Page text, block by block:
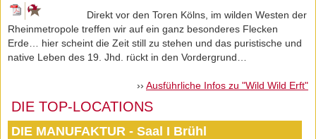
Direkt vor den Toren Kölns, im wilden Westen der
Rheinmetropole treffen wir auf ein ganz besonderes Flecken
Erde… hier scheint die Zeit still zu stehen und das puristische und
native Leben des 19. Jhd. rückt in den Vordergrund…
›› Ausführliche Infos zu "Wild Wild Erft"
DIE TOP-LOCATIONS
DIE MANUFAKTUR - Saal I Brühl